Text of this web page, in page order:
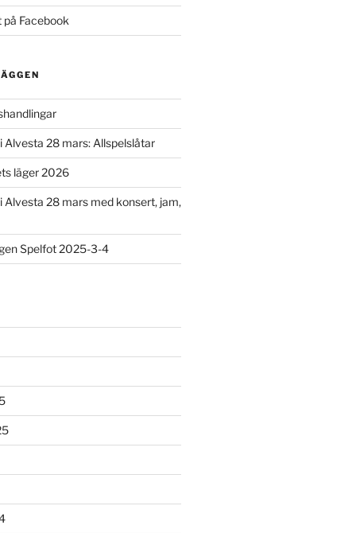
Facebook
Alvesta 28 mars: Allspelslåtar
läger 2026
Alvesta 28 mars med konsert, jam,
Spelfot 2025-3-4